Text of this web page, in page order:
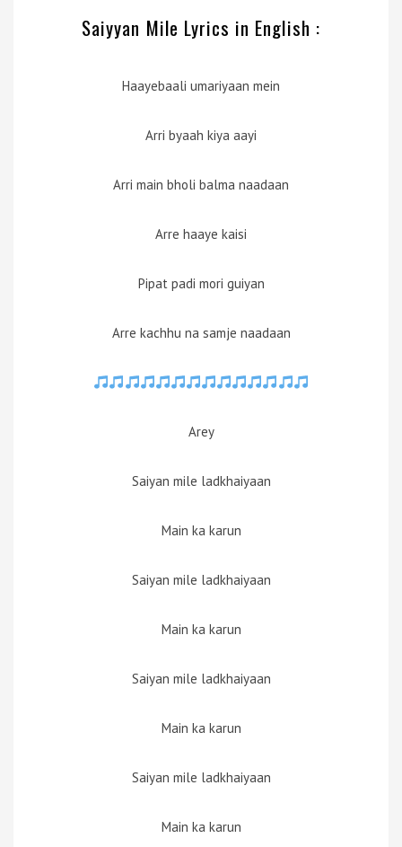
Saiyyan Mile Lyrics in English :
Haayebaali umariyaan mein
Arri byaah kiya aayi
Arri main bholi balma naadaan
Arre haaye kaisi
Pipat padi mori guiyan
Arre kachhu na samje naadaan
Arey
Saiyan mile ladkhaiyaan
Main ka karun
Saiyan mile ladkhaiyaan
Main ka karun
Saiyan mile ladkhaiyaan
Main ka karun
Saiyan mile ladkhaiyaan
Main ka karun